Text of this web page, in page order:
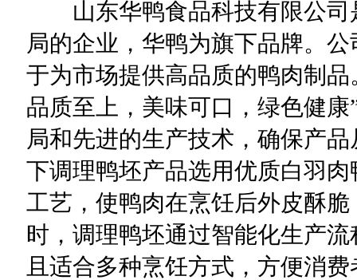
山东华鸭食品科技有限公司
局的企业，华鸭为旗下品牌。
于为市场提供高品质的鸭肉制
品质至上，美味可口，绿色健
局和先进的生产技术，确保产
下调理鸭坯产品选用优质白羽
工艺，使鸭肉在烹饪后外皮酥
时，调理鸭坯通过智能化生产
且适合多种烹饪方式，方便消